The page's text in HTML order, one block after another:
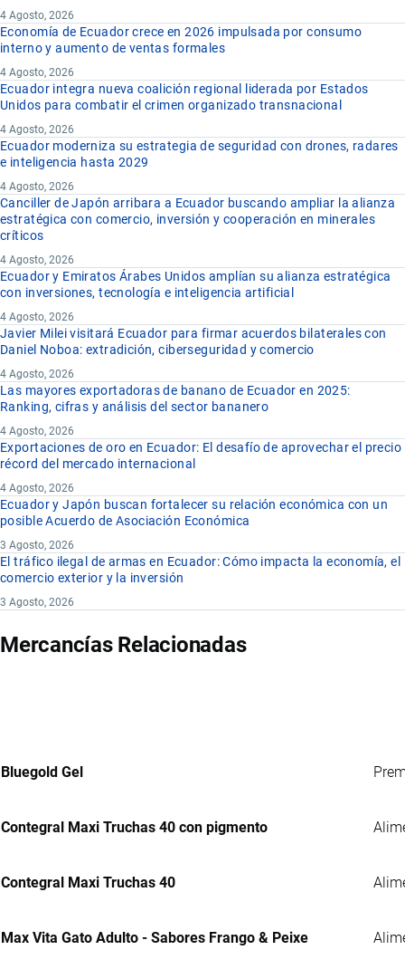
4 Agosto, 2026
Economía de Ecuador crece en 2026 impulsada por consumo
interno y aumento de ventas formales
4 Agosto, 2026
Ecuador integra nueva coalición regional liderada por Estados
Unidos para combatir el crimen organizado transnacional
4 Agosto, 2026
Ecuador moderniza su estrategia de seguridad con drones, radares
e inteligencia hasta 2029
4 Agosto, 2026
Canciller de Japón arribara a Ecuador buscando ampliar la alianza
estratégica con comercio, inversión y cooperación en minerales
críticos
4 Agosto, 2026
Ecuador y Emiratos Árabes Unidos amplían su alianza estratégica
con inversiones, tecnología e inteligencia artificial
4 Agosto, 2026
Javier Milei visitará Ecuador para firmar acuerdos bilaterales con
Daniel Noboa: extradición, ciberseguridad y comercio
4 Agosto, 2026
Las mayores exportadoras de banano de Ecuador en 2025:
Ranking, cifras y análisis del sector bananero
4 Agosto, 2026
Exportaciones de oro en Ecuador: El desafío de aprovechar el precio
récord del mercado internacional
4 Agosto, 2026
Ecuador y Japón buscan fortalecer su relación económica con un
posible Acuerdo de Asociación Económica
3 Agosto, 2026
El tráfico ilegal de armas en Ecuador: Cómo impacta la economía, el
comercio exterior y la inversión
3 Agosto, 2026
Mercancías Relacionadas
Bluegold Gel
Contegral Maxi Truchas 40 con pigmento
Contegral Maxi Truchas 40
Max Vita Gato Adulto - Sabores Frango & Peixe